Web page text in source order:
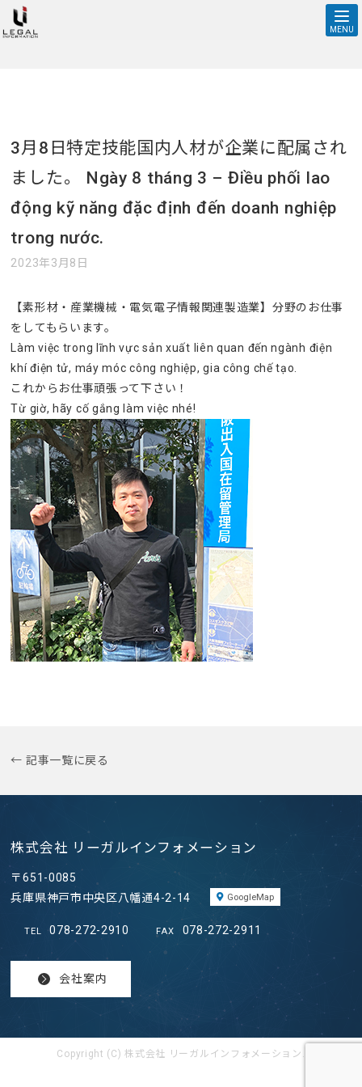
3月8日特定技能国内人材が企業に配属されました。 Ngày 8 tháng
3 – Điều phối lao động kỹ năng đặc định đến doanh nghiệpMENU
← 記事一覧に戻る
3月8日特定技能国内人材が企業に配属され
ました。 Ngày 8 tháng 3 – Điều phối lao
động kỹ năng đặc định đến doanh nghiệp
trong nước.
2023年3月8日
【素形材・産業機械・電気電子情報関連製造業】分野のお仕事
をしてもらいます。
Làm việc trong lĩnh vực sản xuất liên quan đến ngành điện
khí điện tử, máy móc công nghiệp, gia công chế tạo.
これからお仕事頑張って下さい！
Từ giờ, hãy cố gắng làm việc nhé!
← 記事一覧に戻る
株式会社 リーガルインフォメーション
〒651-0085
兵庫県神戸市中央区八幡通4-2-14
GoogleMap
TEL 078-272-2910 FAX 078-272-2911
会社案内
Copyright (C) 株式会社 リーガルインフォメーション.